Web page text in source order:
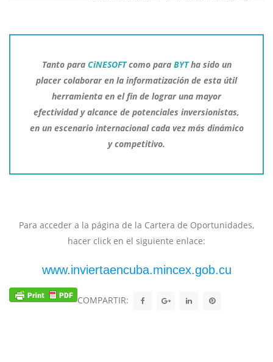
Tanto para CiNESOFTcomo para BYTha sido un
placer colaborar en la informatización de esta útil
herramienta en el fin de lograr una mayor
efectividad y alcance de potenciales inversionistas,
en un escenario internacional cada vez más dinámico
y competitivo.
Para acceder a la página de la Cartera de Oportunidades,
hacer click en el siguiente enlace:
www.inviertaencuba.mincex.gob.cu
COMPARTIR: